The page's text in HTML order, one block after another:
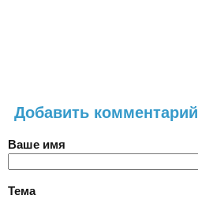
Добавить комментарий
Ваше имя
Тема